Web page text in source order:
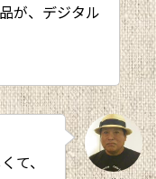
が、デジタル
て、